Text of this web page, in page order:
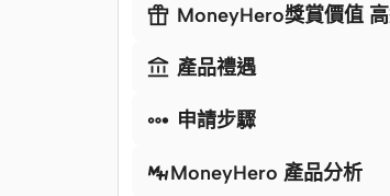
 MoneyHero獎賞價值
 產品禮遇
 申請步驟
MoneyHero 產品分析